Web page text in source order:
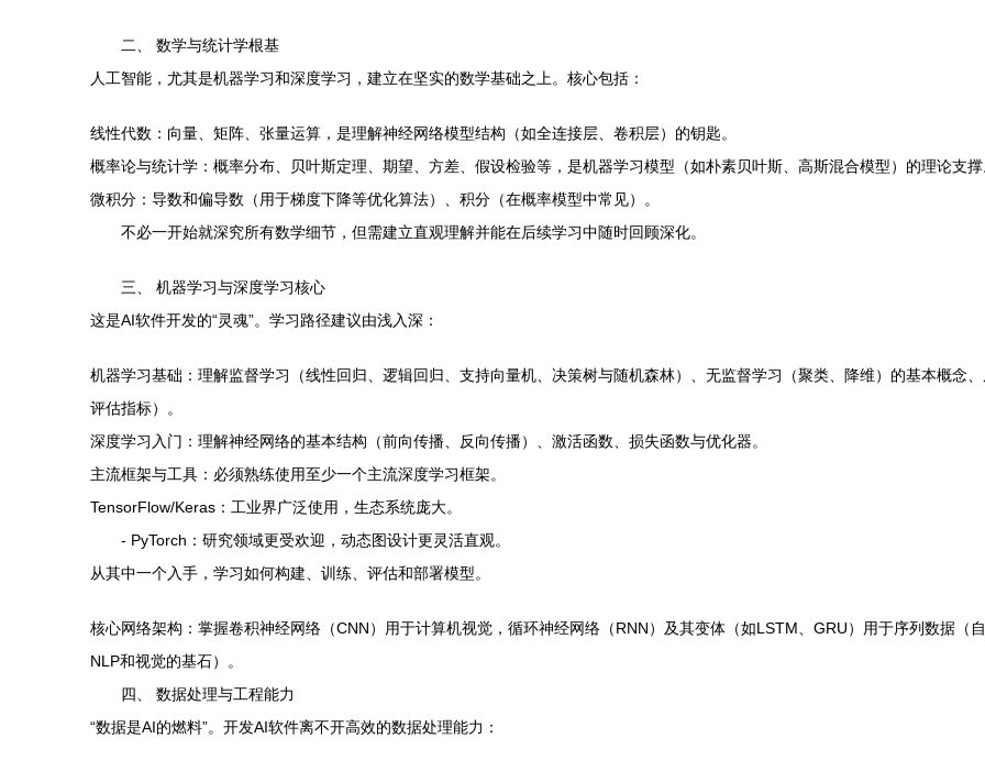
二、 数学与统计学根基
人工智能，尤其是机器学习和深度学习，建立在坚实的数学基础之上。核心包括：
线性代数：向量、矩阵、张量运算，是理解神经网络模型结构（如全连接层、卷积层）的钥匙。
概率论与统计学：概率分布、贝叶斯定理、期望、方差、假设检验等，是机器学习模型（如朴素贝叶斯、高斯混合模型）的理论支撑
微积分：导数和偏导数（用于梯度下降等优化算法）、积分（在概率模型中常见）。
不必一开始就深究所有数学细节，但需建立直观理解并能在后续学习中随时回顾深化。
三、 机器学习与深度学习核心
这是AI软件开发的“灵魂”。学习路径建议由浅入深：
机器学习基础：理解监督学习（线性回归、逻辑回归、支持向量机、决策树与随机森林）、无监督学习（聚类、降维）的基本概念
评估指标）。
深度学习入门：理解神经网络的基本结构（前向传播、反向传播）、激活函数、损失函数与优化器。
主流框架与工具：必须熟练使用至少一个主流深度学习框架。
TensorFlow/Keras：工业界广泛使用，生态系统庞大。
- PyTorch：研究领域更受欢迎，动态图设计更灵活直观。
从其中一个入手，学习如何构建、训练、评估和部署模型。
核心网络架构：掌握卷积神经网络（CNN）用于计算机视觉，循环神经网络（RNN）及其变体（如LSTM、GRU）用于序列数据（
NLP和视觉的基石）。
四、 数据处理与工程能力
“数据是AI的燃料”。开发AI软件离不开高效的数据处理能力：